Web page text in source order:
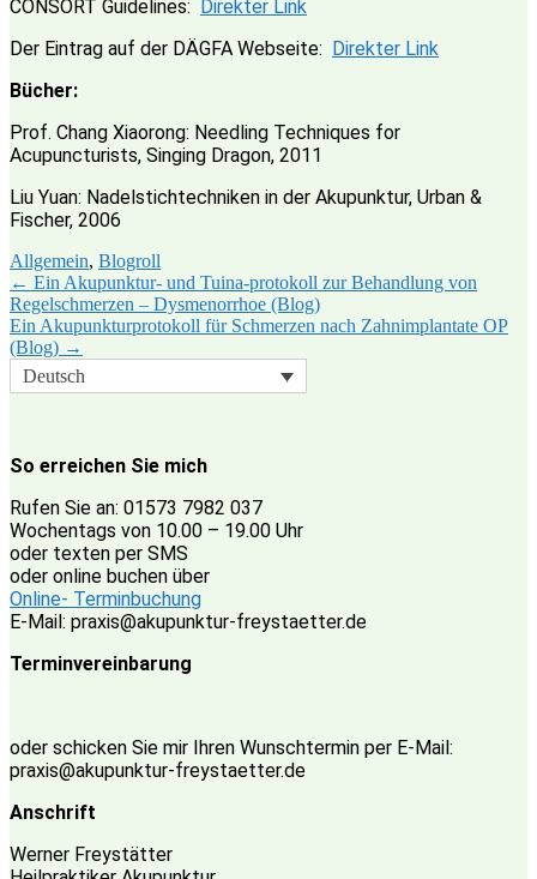
CONSORT Guidelines: Direkter Link
Der Eintrag auf der DÄGFA Webseite: Direkter Link
Bücher:
Prof. Chang Xiaorong: Needling Techniques for
Acupuncturists, Singing Dragon, 2011
Liu Yuan: Nadelstichtechniken in der Akupunktur, Urban &
Fischer, 2006
Allgemein, Blogroll
Beitragsnavigation
← Ein Akupunktur- und Tuina-protokoll zur Behandlung von
Regelschmerzen – Dysmenorrhoe (Blog)
Ein Akupunkturprotokoll für Schmerzen nach Zahnimplantate OP
(Blog) →
Deutsch
So erreichen Sie mich
Rufen Sie an: 01573 7982 037
Wochentags von 10.00 – 19.00 Uhr
oder texten per SMS
oder online buchen über
Online- Terminbuchung
E-Mail: praxis@akupunktur-freystaetter.de
Terminvereinbarung
oder schicken Sie mir Ihren Wunschtermin per E-Mail:
praxis@akupunktur-freystaetter.de
Anschrift
Werner Freystätter